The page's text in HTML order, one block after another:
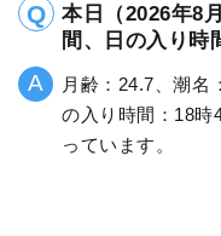
本日（2026年8
間、日の入り時
月齢：24.7、潮名
の入り時間：18時
っています。